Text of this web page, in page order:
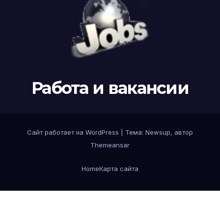
Работа и вакансии
Сайт работает на WordPress
Тема: Newsup, автор
Themeansar
HomeКарта сайта